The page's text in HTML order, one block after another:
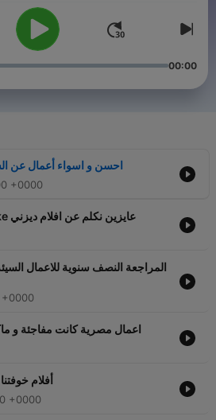
every 2 weeks.
00:00
احسن و اسواء أعمال عن
+0000
Live Action Remake عايزين نكلم عن افلام ديزني
المراجعة النصف سنوية للاعمال
اعمال مصرية كانت مفاجئة و
أفلام
+0000